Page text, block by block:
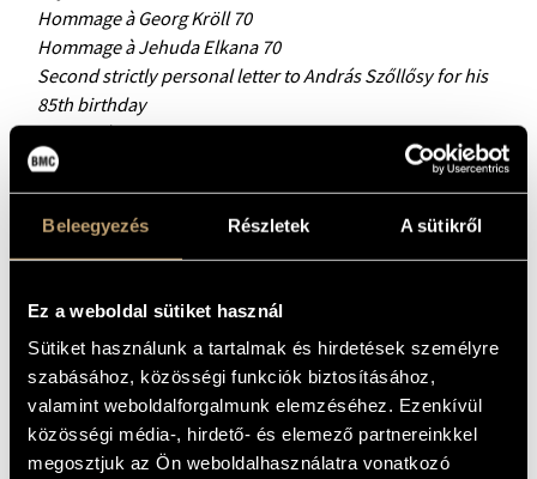
Beleegyezés Részletek A sütikről
Ez a weboldal sütiket használ
Sütiket használunk a tartalmak és hirdetések személyre
szabásához, közösségi funkciók biztosításához,
valamint weboldalforgalmunk elemzéséhez. Ezenkívül
közösségi média-, hirdető- és elemező partnereinkkel
megosztjuk az Ön weboldalhasználatra vonatkozó
Hommage à Georg Kröll 70
Hommage à Jehuda Elkana 70
Second strictly personal letter to András Szőllősy for his
85th birthday
To András Wilheim
Kedves Kett(d)ö
Rituale – Kálmán Strém in memoriam
Book 10:
Dialogue – Varga Balint 70
… just so …
A Sketch Leaf [rough – raw] – to Tünde Szitha
Book 11: